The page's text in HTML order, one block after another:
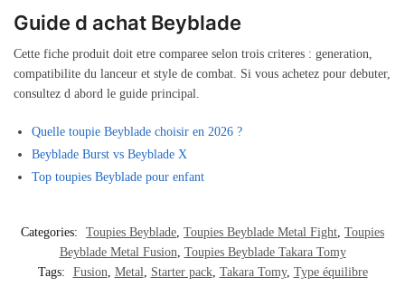
Guide d achat Beyblade
Cette fiche produit doit etre comparee selon trois criteres : generation,
compatibilite du lanceur et style de combat. Si vous achetez pour debuter,
consultez d abord le guide principal.
Quelle toupie Beyblade choisir en 2026 ?
Beyblade Burst vs Beyblade X
Top toupies Beyblade pour enfant
Categories: Toupies Beyblade, Toupies Beyblade Metal Fight, Toupies
Beyblade Metal Fusion, Toupies Beyblade Takara Tomy
Tags:
Fusion, Metal, Starter pack, Takara Tomy, Type équilibre